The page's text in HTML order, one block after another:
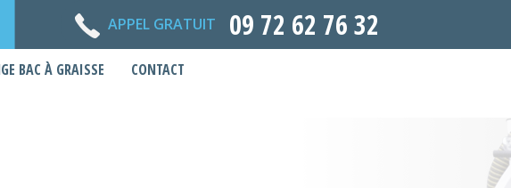
APPEL GRATUIT 09 72 62 76 32
BAC À GRAISSE CONTACT